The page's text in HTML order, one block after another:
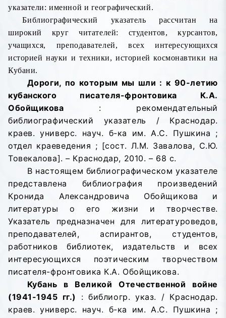
указатели: именной и географический.
Библиографический указатель рассчитан на
широкий круг читателей: студентов, курсантов,
учащихся, преподавателей, всех интересующихся
историей науки и техники, историей космонавтики на
Кубани.
Дороги, по которым мы шли : к 90-летию
кубанского писателя-фронтовика К.А.
Обойщикова : рекомендательный
библиографический указатель / Краснодар.
краев. универс. науч. б-ка им. А.С. Пушкина ;
отдел краеведения ; [сост. Л.М. Завалова, С.Ю.
Товекалова]. – Краснодар, 2010. – 68 с.
В настоящем библиографическом указателе
представлена библиография произведений
Кронида Александровича Обойщикова и
литературы о его жизни и творчестве.
Указатель предназначен для литературоведов,
преподавателей, аспирантов, студентов,
работников библиотек, издательств и всех
интересующихся поэтическим творчеством
писателя-фронтовика К.А. Обойщикова.
Кубань в Великой Отечественной войне
(1941-1945 гг.)
: библиогр. указ. / Краснодар.
краев. универс. науч. б-ка им. А.С. Пушкина ;